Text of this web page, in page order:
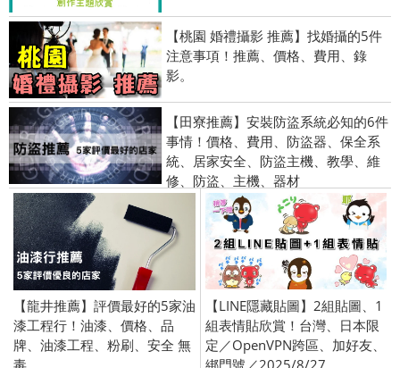
【桃園 婚禮攝影 推薦】找婚攝的5件
注意事項！推薦、價格、費用、錄
影。
【田寮推薦】安裝防盜系統必知的6件
事情！價格、費用、防盜器、保全系
統、居家安全、防盜主機、教學、維
修、防盜、主機、器材
【龍井推薦】評價最好的5家油
漆工程行！油漆、價格、品
牌、油漆工程、粉刷、安全 無
【LINE隱藏貼圖】2組貼圖、1
組表情貼欣賞！台灣、日本限
定／OpenVPN跨區、加好友、